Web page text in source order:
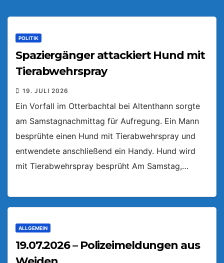
POLITIK
Spaziergänger attackiert Hund mit
Tierabwehrspray
19. JULI 2026
Ein Vorfall im Otterbachtal bei Altenthann sorgte
am Samstagnachmittag für Aufregung. Ein Mann
besprühte einen Hund mit Tierabwehrspray und
entwendete anschließend ein Handy. Hund wird
mit Tierabwehrspray besprüht Am Samstag,…
ALLGEMEIN
19.07.2026 – Polizeimeldungen aus